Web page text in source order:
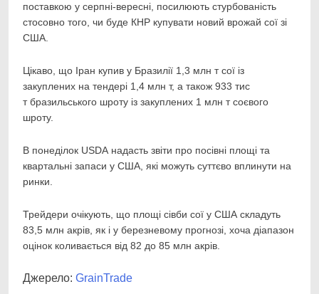
поставкою у серпні-вересні, посилюють стурбованість
стосовно того, чи буде КНР купувати новий врожай сої зі
США.
Цікаво, що Іран купив у Бразилії 1,3 млн т сої із
закуплених на тендері 1,4 млн т, а також 933 тис
т бразильського шроту із закуплених 1 млн т соєвого
шроту.
В понеділок USDA надасть звіти про посівні площі та
квартальні запаси у США, які можуть суттєво вплинути на
ринки.
Трейдери очікують, що площі сівби сої у США складуть
83,5 млн акрів, як і у березневому прогнозі, хоча діапазон
оцінок коливається від 82 до 85 млн акрів.
Джерело: GrainTrade